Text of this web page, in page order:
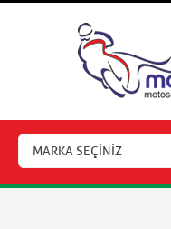
MARKA SEÇİNİZ